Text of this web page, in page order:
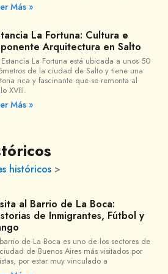
Más »
La Fortuna: Cultura e
Arquitectura en Salto
La Fortuna está ubicada a unos 50
de la ciudad de Salto y tiene una
rica y fascinante que se remonta al
XVIII.
Más »
históricos >
al Barrio de La Boca:
de Inmigrantes, Fútbol y
de La Boca es uno de los sectores de
de Buenos Aires más visitados por
por estar muy vinculado a